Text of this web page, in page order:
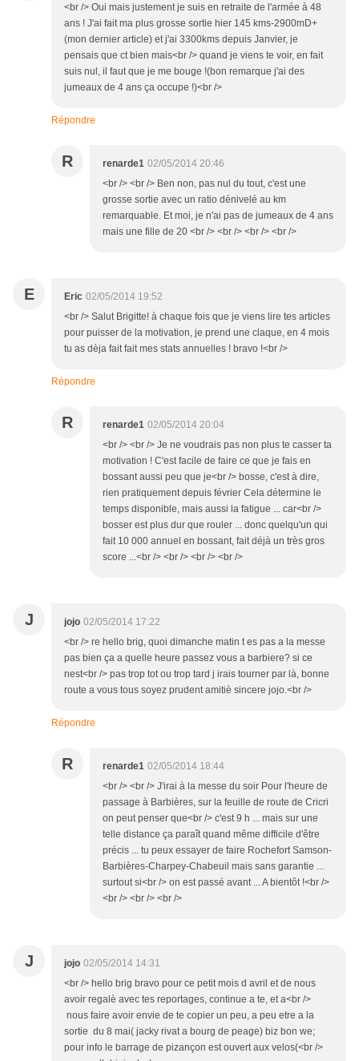
<br /> Oui mais justement je suis en retraite de l'armée à 48
ans ! J'ai fait ma plus grosse sortie hier 145 kms-2900mD+
(mon dernier article) et j'ai 3300kms depuis Janvier, je
pensais que ct bien mais<br /> quand je viens te voir, en fait
suis nul, il faut que je me bouge !(bon remarque j'ai des
jumeaux de 4 ans ça occupe !)<br />
Répondre
R renarde1 02/05/2014 20:46
<br /> <br /> Ben non, pas nul du tout, c'est une
grosse sortie avec un ratio dénivelé au km
remarquable. Et moi, je n'ai pas de jumeaux de 4 ans
mais une fille de 20 <br /> <br /> <br /> <br />
E Eric 02/05/2014 19:52
<br /> Salut Brigitte! à chaque fois que je viens lire tes articles
pour puisser de la motivation, je prend une claque, en 4 mois
tu as dèja fait fait mes stats annuelles ! bravo !<br />
Répondre
R renarde1 02/05/2014 20:04
<br /> <br /> Je ne voudrais pas non plus te casser ta
motivation ! C'est facile de faire ce que je fais en
bossant aussi peu que je<br /> bosse, c'est à dire,
rien pratiquement depuis février Cela détermine le
temps disponible, mais aussi la fatigue ... car<br />
bosser est plus dur que rouler ... donc quelqu'un qui
fait 10 000 annuel en bossant, fait déjà un très gros
score ...<br /> <br /> <br /> <br />
J jojo 02/05/2014 17:22
<br /> re hello brig, quoi dimanche matin t es pas a la messe
pas bien ça a quelle heure passez vous a barbiere? si ce
nest<br /> pas trop tot ou trop tard j irais tourner par là, bonne
route a vous tous soyez prudent amitiè sincere jojo.<br />
Répondre
R renarde1 02/05/2014 18:44
<br /> <br /> J'irai à la messe du soir Pour l'heure de
passage à Barbières, sur la feuille de route de Cricri
on peut penser que<br /> c'est 9 h ... mais sur une
telle distance ça paraît quand même difficile d'être
précis ... tu peux essayer de faire Rochefort Samson-
Barbières-Charpey-Chabeuil mais sans garantie ...
surtout si<br /> on est passé avant ... A bientôt !<br />
<br /> <br /> <br />
J jojo 02/05/2014 14:31
<br /> hello brig bravo pour ce petit mois d avril et de nous
avoir regalè avec tes reportages, continue a te, et a<br />
nous faire avoir envie de te copier un peu, a peu etre a la
sortie du 8 mai( jacky rivat a bourg de peage) biz bon we;
pour info le barrage de pizançon est ouvert aux velos(<br />